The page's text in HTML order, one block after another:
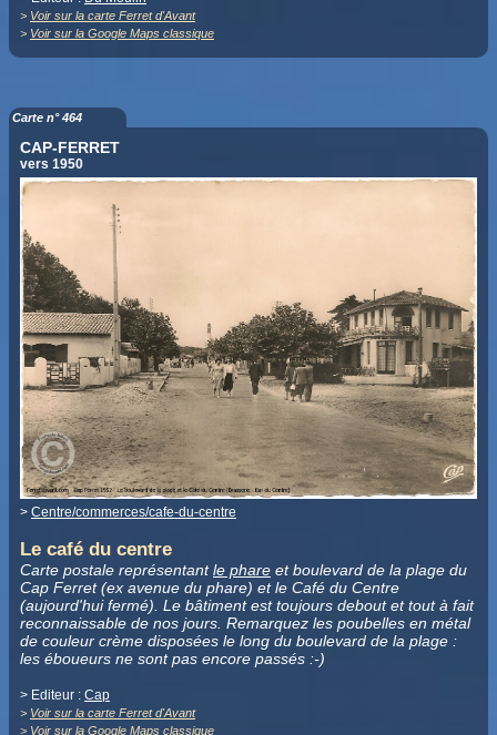
> Voir sur la carte Ferret d'Avant
> Voir sur la Google Maps classique
Carte n° 464
CAP-FERRET
vers 1950
> Centre/commerces/cafe-du-centre
Le café du centre
Carte postale représentantle phare et boulevard de la plage du
Cap Ferret (ex avenue du phare) et le Café du Centre
(aujourd'hui fermé). Le bâtiment est toujours debout et tout à fait
reconnaissable de nos jours. Remarquez les poubelles en métal
de couleur crème disposées le long du boulevard de la plage :
les éboueurs ne sont pas encore passés :-)
> Editeur : Cap
> Voir sur la carte Ferret d'Avant
> Voir sur la Google Maps classique